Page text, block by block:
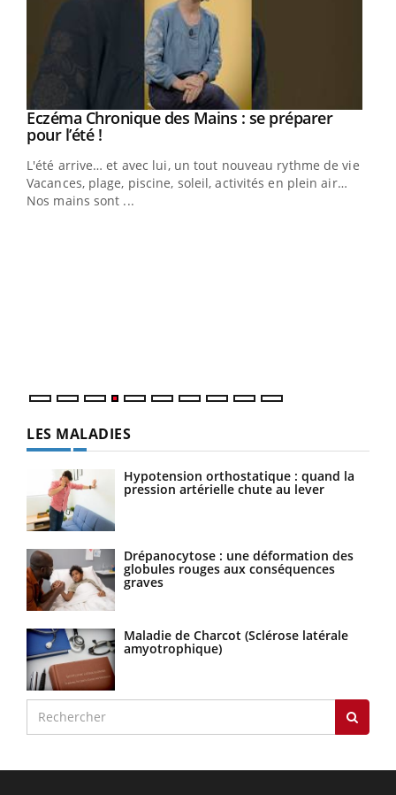
Youtube
Eczéma Chronique des Mains : se préparer
pour l’été !Youtube
L'été arrive… et avec lui, un tout nouveau rythme de vie !
Vacances, plage, piscine, soleil, activités en plein air…
Nos mains sont ...
LES MALADIES
Hypotension orthostatique : quand la
pression artérielle chute au lever
Drépanocytose : une déformation des
globules rouges aux conséquences
graves
Maladie de Charcot (Sclérose latérale
amyotrophique)